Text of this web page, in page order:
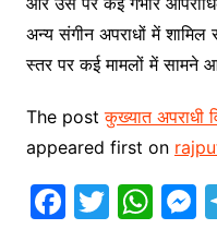
अन्य संगीन अपराधों में शामिल
स्तर पर कई मामलों में सामने
The postकुख्यात अपराधी
appeared first on
F T W